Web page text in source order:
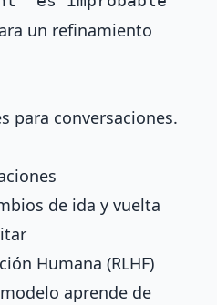
un refinamiento
para conversaciones.
de ida y vuelta
Humana (RLHF)
aprende de